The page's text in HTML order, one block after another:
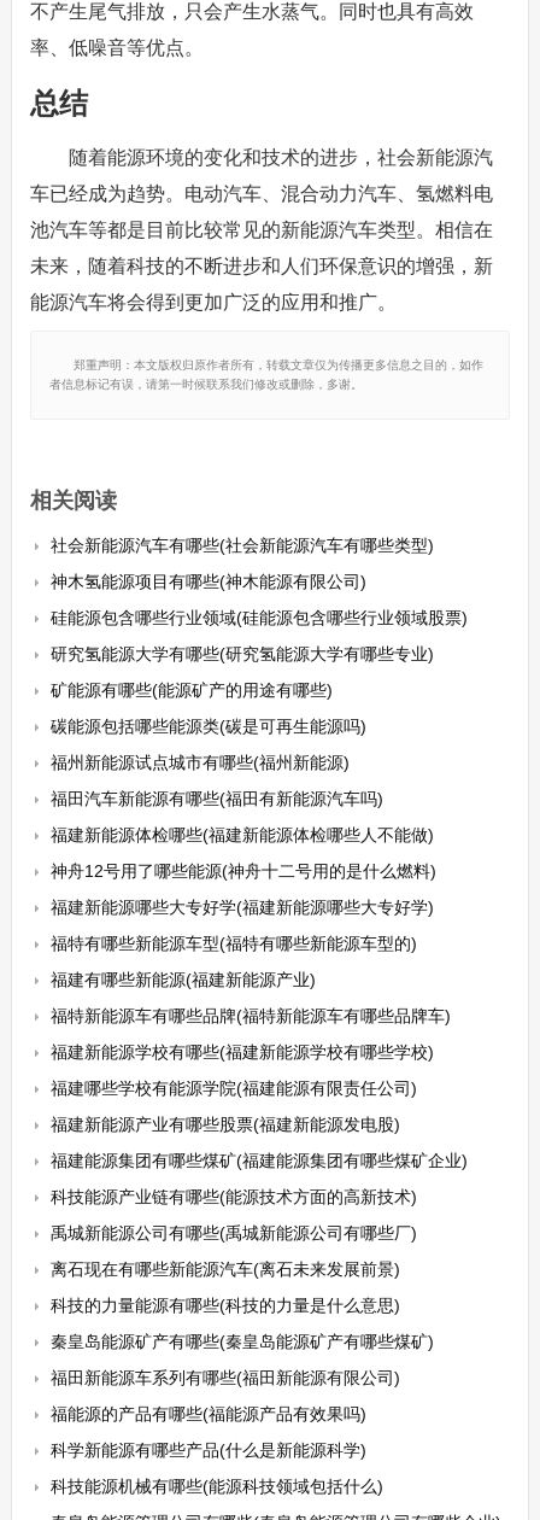
不产生尾气排放，只会产生水蒸气。同时也具有高效
率、低噪音等优点。
总结
随着能源环境的变化和技术的进步，社会新能源汽
车已经成为趋势。电动汽车、混合动力汽车、氢燃料电
池汽车等都是目前比较常见的新能源汽车类型。相信在
未来，随着科技的不断进步和人们环保意识的增强，新
能源汽车将会得到更加广泛的应用和推广。
郑重声明：本文版权归原作者所有，转载文章仅为传播更多信息之目的，如作
者信息标记有误，请第一时候联系我们修改或删除，多谢。
相关阅读
社会新能源汽车有哪些(社会新能源汽车有哪些类型)
神木氢能源项目有哪些(神木能源有限公司)
硅能源包含哪些行业领域(硅能源包含哪些行业领域股票)
研究氢能源大学有哪些(研究氢能源大学有哪些专业)
矿能源有哪些(能源矿产的用途有哪些)
碳能源包括哪些能源类(碳是可再生能源吗)
福州新能源试点城市有哪些(福州新能源)
福田汽车新能源有哪些(福田有新能源汽车吗)
福建新能源体检哪些(福建新能源体检哪些人不能做)
神舟12号用了哪些能源(神舟十二号用的是什么燃料)
福建新能源哪些大专好学(福建新能源哪些大专好学)
福特有哪些新能源车型(福特有哪些新能源车型的)
福建有哪些新能源(福建新能源产业)
福特新能源车有哪些品牌(福特新能源车有哪些品牌车)
福建新能源学校有哪些(福建新能源学校有哪些学校)
福建哪些学校有能源学院(福建能源有限责任公司)
福建新能源产业有哪些股票(福建新能源发电股)
福建能源集团有哪些煤矿(福建能源集团有哪些煤矿企业)
科技能源产业链有哪些(能源技术方面的高新技术)
禹城新能源公司有哪些(禹城新能源公司有哪些厂)
离石现在有哪些新能源汽车(离石未来发展前景)
科技的力量能源有哪些(科技的力量是什么意思)
秦皇岛能源矿产有哪些(秦皇岛能源矿产有哪些煤矿)
福田新能源车系列有哪些(福田新能源有限公司)
福能源的产品有哪些(福能源产品有效果吗)
科学新能源有哪些产品(什么是新能源科学)
科技能源机械有哪些(能源科技领域包括什么)